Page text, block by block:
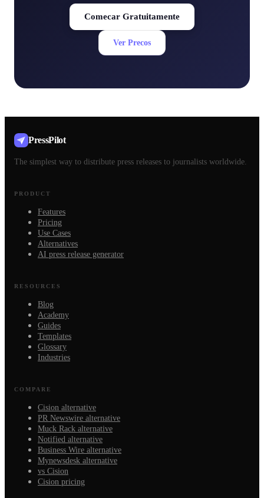
Comecar Gratuitamente
Ver Precos
PressPilot
The simplest way to distribute press releases to journalists worldwide.
PRODUCT
Features
Pricing
Use Cases
Alternatives
AI press release generator
RESOURCES
Blog
Academy
Guides
Templates
Glossary
Industries
COMPARE
Cision alternative
PR Newswire alternative
Muck Rack alternative
Notified alternative
Business Wire alternative
Mynewsdesk alternative
vs Cision
Cision pricing